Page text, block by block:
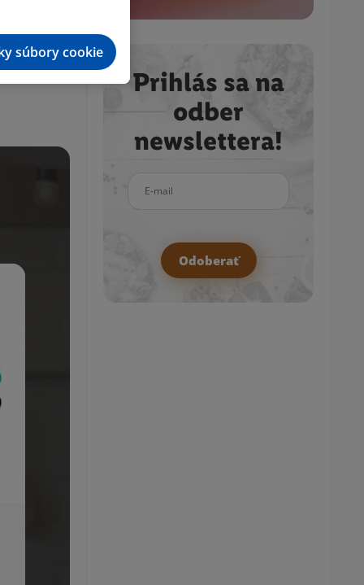
Prihlás sa na
odber
newslettera!
Odoberať
súbory cookie